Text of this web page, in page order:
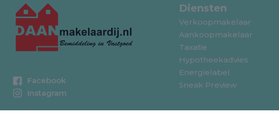
Facebook
Instagram
Diensten
Verkoopmakelaar
Aankoopmakelaar
Taxatie
Hypotheekadvies
Energielabel
Sneak Preview